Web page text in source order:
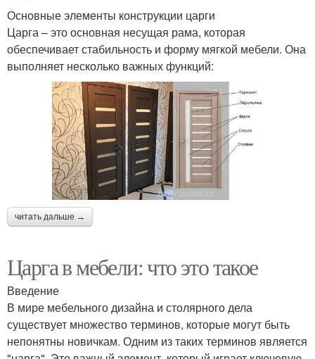
Основные элементы конструкции царги
Царга – это основная несущая рама, которая
обеспечивает стабильность и форму мягкой мебели. Она
выполняет несколько важных функций:
читать дальше →
Царга в мебели: что это такое
Введение
В мире мебельного дизайна и столярного дела
существует множество терминов, которые могут быть
непонятны новичкам. Одним из таких терминов является